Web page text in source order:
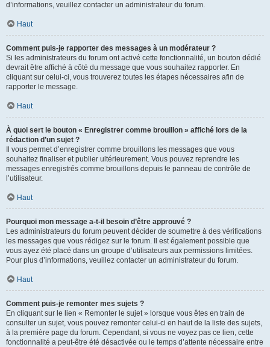
d’informations, veuillez contacter un administrateur du forum.
Haut
Comment puis-je rapporter des messages à un modérateur ?
Si les administrateurs du forum ont activé cette fonctionnalité, un bouton dédié
devrait être affiché à côté du message que vous souhaitez rapporter. En
cliquant sur celui-ci, vous trouverez toutes les étapes nécessaires afin de
rapporter le message.
Haut
À quoi sert le bouton « Enregistrer comme brouillon » affiché lors de la
rédaction d’un sujet ?
Il vous permet d’enregistrer comme brouillons les messages que vous
souhaitez finaliser et publier ultérieurement. Vous pouvez reprendre les
messages enregistrés comme brouillons depuis le panneau de contrôle de
l’utilisateur.
Haut
Pourquoi mon message a-t-il besoin d’être approuvé ?
Les administrateurs du forum peuvent décider de soumettre à des vérifications
les messages que vous rédigez sur le forum. Il est également possible que
vous ayez été placé dans un groupe d’utilisateurs aux permissions limitées.
Pour plus d’informations, veuillez contacter un administrateur du forum.
Haut
Comment puis-je remonter mes sujets ?
En cliquant sur le lien « Remonter le sujet » lorsque vous êtes en train de
consulter un sujet, vous pouvez remonter celui-ci en haut de la liste des sujets,
à la première page du forum. Cependant, si vous ne voyez pas ce lien, cette
fonctionnalité a peut-être été désactivée ou le temps d’attente nécessaire entre